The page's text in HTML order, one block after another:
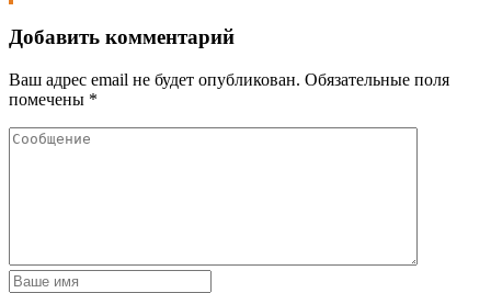
Добавить комментарий
Ваш адрес email не будет опубликован. Обязательные поля
помечены *